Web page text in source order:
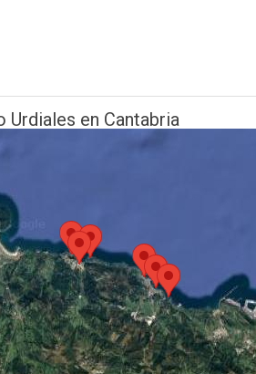
Urdiales en Cantabria